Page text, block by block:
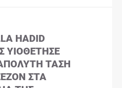
HADID
ΥΙΟΘΈΤΗΣΕ
ΤΆΣΗ
ΣΤΑ